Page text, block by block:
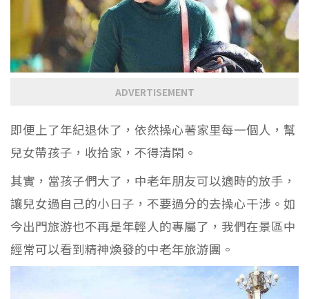
ADVERTISEMENT
即便上了年紀退休了，依然操心著家里每一個人，幫
兒女帶孩子，收拾家，不得清閑。
其實，當孩子們大了，中老年朋友可以適時的放手，
讓兒女過自己的小日子，不要過分的去操心干涉。如
今出門旅游也不再是年輕人的專屬了，我們在景區中
經常可以看到精神煥發的中老年旅游團。